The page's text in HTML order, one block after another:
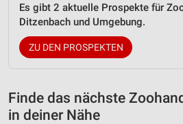
Es gibt 2 aktuelle Prospekte für
Ditzenbach und Umgebung.
ZU DEN PROSPEKTEN
Finde das nächste
in deiner Nähe